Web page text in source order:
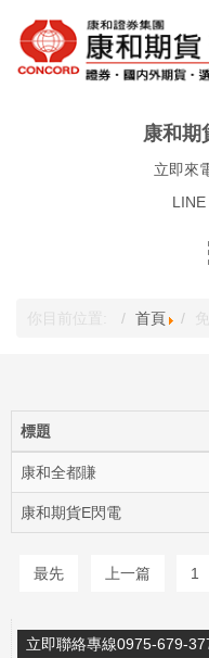
康和期
立即來
你目前位置: 首頁
標題
康和全都賺
康和期貨E閃電
最先 上一篇 1
立即聯絡專線0975-679-